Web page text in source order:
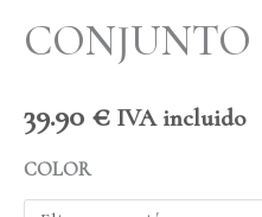
39.90 € IVA incluido
COLOR